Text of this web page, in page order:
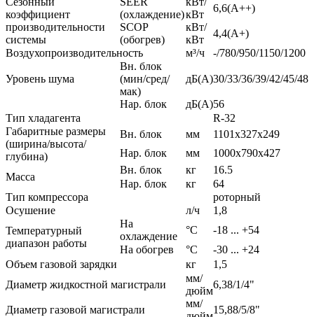
коэффициент
производительности
системы
(охлаждение)кВт
6,6(А++)
SCOP
(обогрев)
кВт/
кВт
4,4(А+)
Воздухопроизводительность
м³/ч -/780/950/1150/1200
Уровень шума
Вн. блок
(мин/сред/
мак)
дБ(А)30/33/36/39/42/45/48
Нар. блок дБ(А)56
Тип хладагента
R-32
Габаритные размеры
(ширина/высота/
глубина)
Вн. блок мм
1101х327х249
Нар. блок
мм
1000х790х427
Масса
Вн. блок кг
16.5
Нар. блок
кг
64
Тип компрессора
роторный
Осушение
л/ч
1,8
Температурный
диапазон работы
На
охлаждение
°C
-18 ... +54
На обогрев
°C
-30 ... +24
Объем газовой зарядки
кг
1,5
Диаметр жидкостной магистрали
мм/
дюйм
6,38/1/4"
Диаметр газовой магистрали
мм/
15,88/5/8"